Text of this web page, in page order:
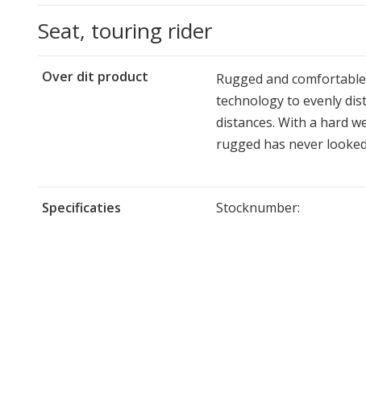
Seat, touring rider
Over dit product
Rugged and
technology to evenly
distances. With a hard
rugged has never
Specificaties Stocknumber: